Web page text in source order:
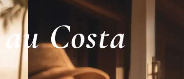
Costa